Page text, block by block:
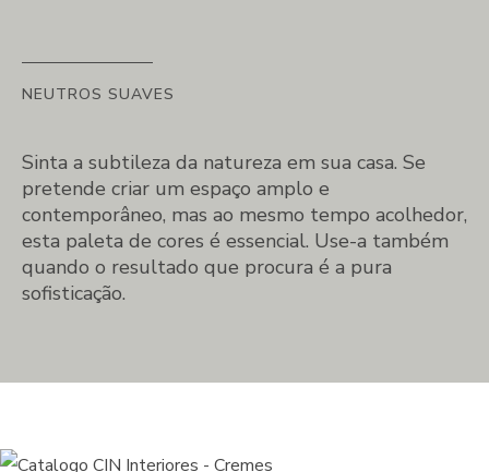
NEUTROS SUAVES
Sinta a subtileza da natureza em sua casa. Se
pretende criar um espaço amplo e
contemporâneo, mas ao mesmo tempo acolhedor,
esta paleta de cores é essencial. Use-a também
quando o resultado que procura é a pura
sofisticação.